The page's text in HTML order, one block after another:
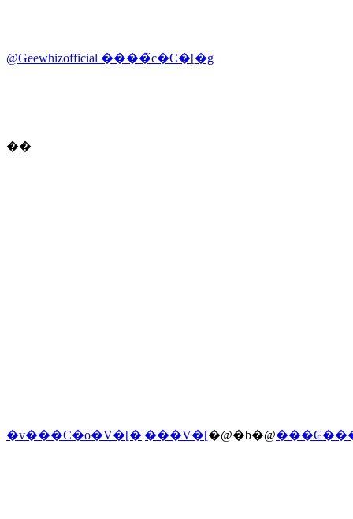
@Geewhizofficial ����̃c�C�[�g
��
�v���C�o�V�[�|���V�[�@�b�@